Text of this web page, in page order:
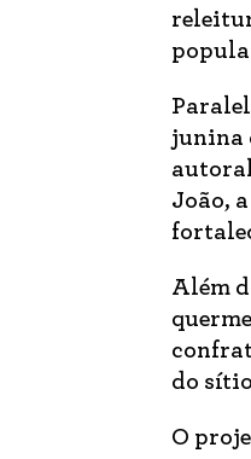
junina
João,
Além
do
O